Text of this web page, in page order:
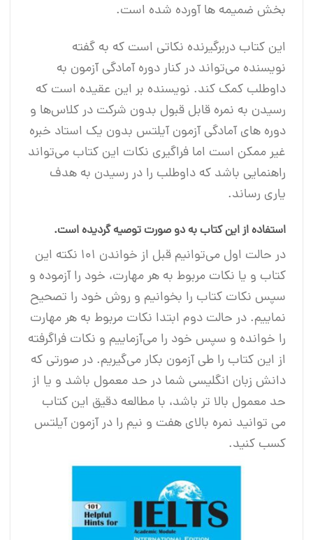
بخش ضمیمه ها آورده شده است.
این کتاب دربرگیرنده نکاتی است که به گفته
نویسنده می‌تواند در کنار دوره آمادگی آزمون به
داوطلب کمک کند. نویسنده بر این عقیده است که
رسیدن به نمره قابل‌ قبول بدون شرکت در کلاس‌ها و
دوره‌ های آمادگی آزمون آیلتس بدون یک استاد خبره
غیر ممکن است اما فراگیری نکات این کتاب می‌تواند
راهنمایی باشد که داوطلب را در رسیدن به هدف
یاری رساند.
استفاده از این کتاب به دو صورت توصیه گردیده است.
در حالت اول می‌توانیم قبل از خواندن ۱۰۱ نکته این
کتاب و یا نکات مربوط به هر مهارت، خود را آزموده و
سپس نکات کتاب را بخوانیم و روش خود را تصحیح
نماییم. در حالت دوم ابتدا نکات مربوط به هر مهارت
را خوانده و سپس خود را می‌آزماییم و نکات فراگرفته
از این کتاب را طی آزمون بکار می‌گیریم. در صورتی که
دانش زبان انگلیسی شما در حد معمول باشد و یا از
حد معمول بالا تر باشد، با مطالعه دقیق این کتاب
می توانید نمره بالای هفت و نیم را در آزمون آیلتس
کسب کنید.